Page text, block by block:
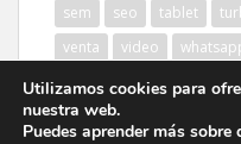
sem
seo tablet
venta
video
Utilizamos cookies para
nuestra web.
Puedes aprender más